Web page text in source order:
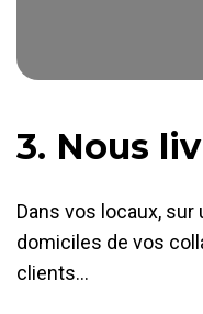
3. Nous
Dans vos locaux,
domiciles de vos
clients…